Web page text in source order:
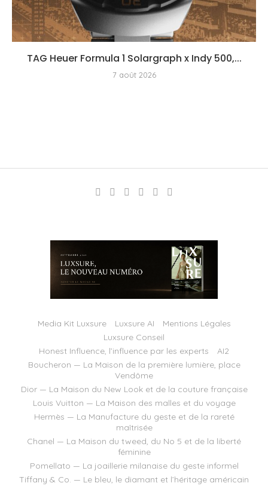
TAG Heuer Formula 1 Solargraph x Indy 500,...
7 août 2026
Media Kit Luxsure Luxsure AI
Mentions Légales
Luxsure Conseil
Honest Influence, l’influence par les experts
AI2
Boucheron — La Maison de la première lumière, place
Vendôme
Dior — La Maison du New Look et de la couture française
Louis Vuitton — La Maison des malles et du voyage
Hermès — La Manufacture du geste et de la rareté
maîtrisée
Chanel — La Maison du tweed, du No 5 et de la liberté
féminine
Pomellato — La joaillerie milanaise du geste informel
Tiffany & Co. — Le bleu, le diamant et l’héritage américain